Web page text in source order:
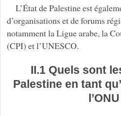
L’État de Palestine est
d’organisations et de forums
notamment la Ligue arabe, la
(CPI) et l’UNESCO.
II.1 Quels sont
Palestine en tant